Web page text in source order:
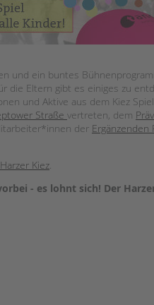
STADTTEILARBEIT
und ein buntes
die Eltern gibt es einiges zu
und Aktive aus dem Kiez
Straße vertreten, dem
der
Kiez.
- es lohnt sich! Der